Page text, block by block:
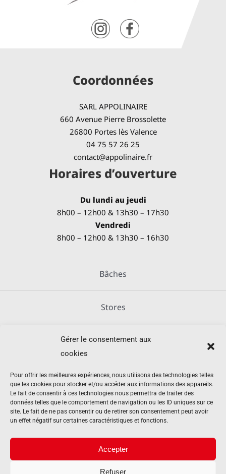
Gérer le consentement aux
cookies
Pour offrir les meilleures expériences, nous utilisons des technologies telles
que les cookies pour stocker et/ou accéder aux informations des appareils.
Le fait de consentir à ces technologies nous permettra de traiter des
données telles que le comportement de navigation ou les ID uniques sur ce
site. Le fait de ne pas consentir ou de retirer son consentement peut avoir
un effet négatif sur certaines caractéristiques et fonctions.
Accepter
Refuser
Coordonnées
SARL APPOLINAIRE
660 Avenue Pierre Brossolette
26800 Portes lès Valence
04 75 57 26 25
contact@appolinaire.fr
Horaires d’ouverture
Du lundi au jeudi
8h00 – 12h00 & 13h30 – 17h30
Vendredi
8h00 – 12h00 & 13h30 – 16h30
Bâches
Stores
Métallerie
Équipements agricoles
Mentions légales
Politique de cookies (UE)